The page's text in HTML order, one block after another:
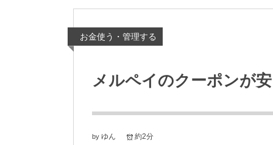
お金使う・管理する
メルペイのクーポンが
by ゆん 約2分